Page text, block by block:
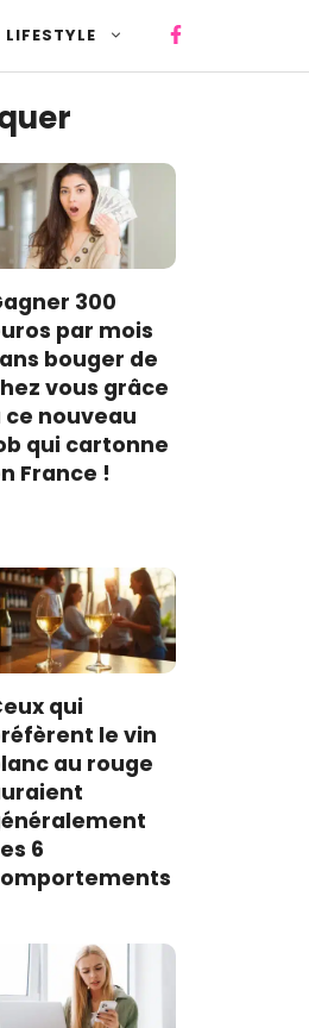
LIFESTYLE
300
par mois
bouger de
vous grâce
ce nouveau
qui cartonne
France !
qui
le vin
au rouge
6